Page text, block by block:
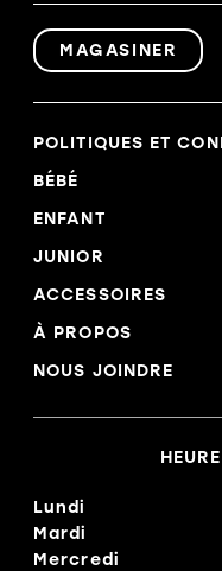
MAGASINER
POLITIQUES ET
BÉBÉ
ENFANT
JUNIOR
ACCESSOIRES
À PROPOS
NOUS JOINDRE
Lundi
Mardi
Mercredi